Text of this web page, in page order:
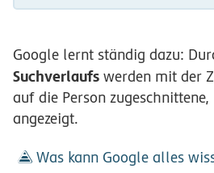
Google lernt ständig dazu:
Suchverlaufs werden mit der
auf die Person zugeschnittene,
angezeigt.
Was kann Google alles